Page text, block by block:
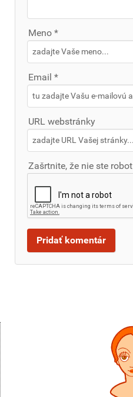
Meno *
Email *
URL webstránky
Zašrtnite, že nie ste robot